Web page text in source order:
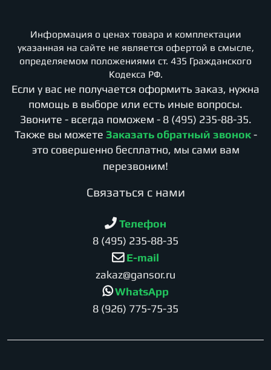
Информация о ценах товара и комплектации
указанная на сайте не является офертой в смысле,
определяемом положениями ст. 435 Гражданского
Кодекса РФ.
Если у вас не получается оформить заказ, нужна
помощь в выборе или есть иные вопросы.
Звоните - всегда поможем - 8 (495) 235-88-35.
Также вы можете Заказать обратный звонок -
это совершенно бесплатно, мы сами вам
перезвоним!
Cвязаться с нами
Телефон
8 (495) 235-88-35
E-mail
zakaz@gansor.ru
WhatsApp
8 (926) 775-75-35